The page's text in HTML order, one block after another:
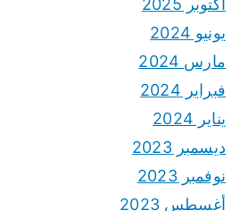
أكتوبر 2025
يونيو 2024
مارس 2024
فبراير 2024
يناير 2024
ديسمبر 2023
نوفمبر 2023
أغسطس 2023